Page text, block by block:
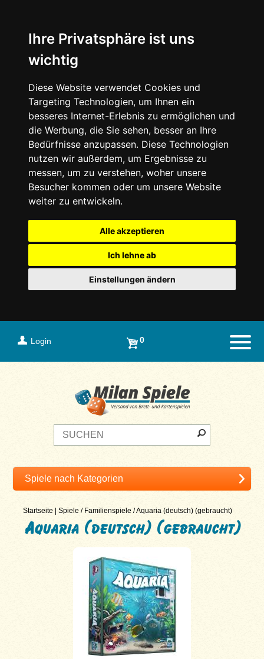
Ihre Privatsphäre ist uns
wichtig
Diese Website verwendet Cookies und
Targeting Technologien, um Ihnen ein
besseres Internet-Erlebnis zu ermöglichen und
die Werbung, die Sie sehen, besser an Ihre
Bedürfnisse anzupassen. Diese Technologien
nutzen wir außerdem, um Ergebnisse zu
messen, um zu verstehen, woher unsere
Besucher kommen oder um unsere Website
weiter zu entwickeln.
Alle akzeptieren
Ich lehne ab
Einstellungen ändern
Login 0
Startseite |Spiele / Familienspiele /Aquaria (deutsch) (gebraucht)
Aquaria (deutsch) (gebraucht)